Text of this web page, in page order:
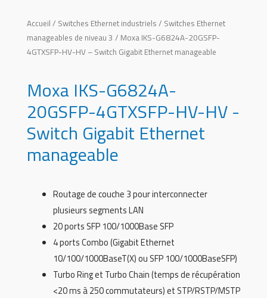
Accueil / Switches Ethernet industriels / Switches Ethernet
manageables de niveau 3 / Moxa IKS-G6824A-20GSFP-
4GTXSFP-HV-HV – Switch Gigabit Ethernet manageable
Moxa IKS-G6824A-
20GSFP-4GTXSFP-HV-HV -
Switch Gigabit Ethernet
manageable
Routage de couche 3 pour interconnecter
plusieurs segments LAN
20 ports SFP 100/1000Base SFP
4 ports Combo (Gigabit Ethernet
10/100/1000BaseT(X) ou SFP 100/1000BaseSFP)
Turbo Ring et Turbo Chain (temps de récupération
<20 ms à 250 commutateurs) et STP/RSTP/MSTP